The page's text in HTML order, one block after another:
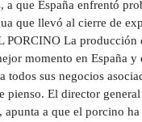
a que España enfrentó
que llevó al cierre de
PORCINO La producción
momento en España y
todos sus negocios
pienso. El director general
apunta a que el porcino ha